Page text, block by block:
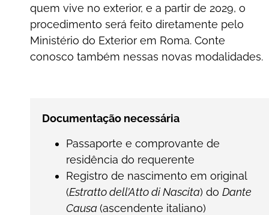
quem vive no exterior, e a partir de 2029, o
procedimento será feito diretamente pelo
Ministério do Exterior em Roma. Conte
conosco também nessas novas modalidades.
Documentação necessária
Passaporte e comprovante de
residência do requerente
Registro de nascimento em original
(Estratto dell’Atto di Nascita) do Dante
Causa(ascendente italiano)